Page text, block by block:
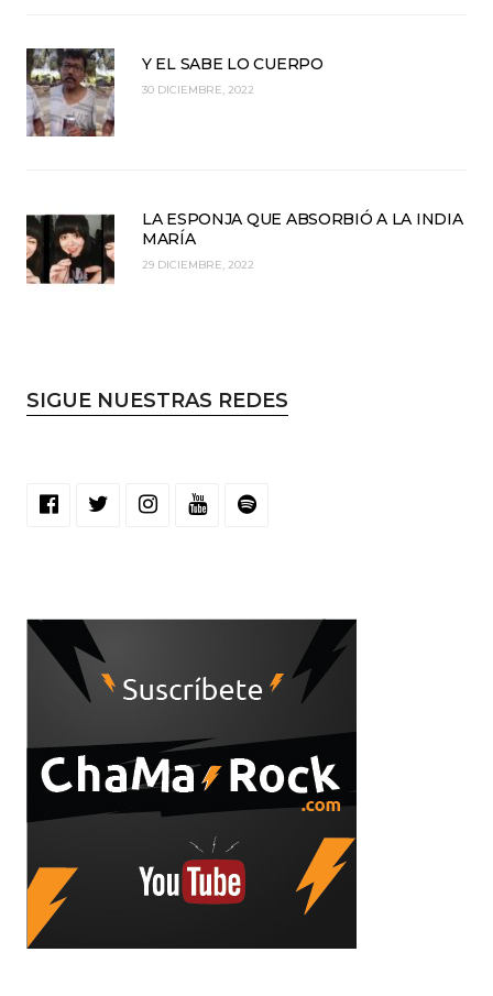
Y EL SABE LO CUERPO
30 DICIEMBRE, 2022
LA ESPONJA QUE ABSORBIÓ A LA INDIA
MARÍA
29 DICIEMBRE, 2022
SIGUE NUESTRAS REDES